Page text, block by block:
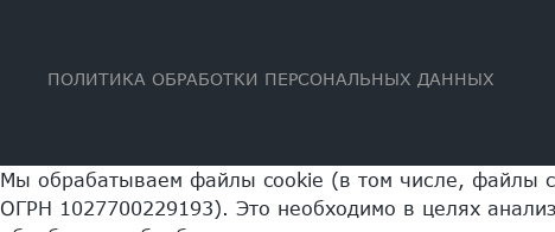
ПОЛИТИКА ОБРАБОТКИ ПЕРСОНАЛЬНЫХ ДАННЫХ
Мы обрабатываем файлы cookie (в том числе, файлы
ОГРН 1027700229193). Это необходимо в целях